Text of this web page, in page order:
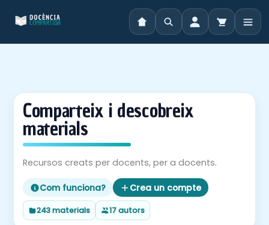
Comparteix i descobreix
materials
Recursos creats per docents, per a docents.
Com funciona? Crea un compte
243 materials 17 autors